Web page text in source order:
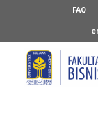
FAQ